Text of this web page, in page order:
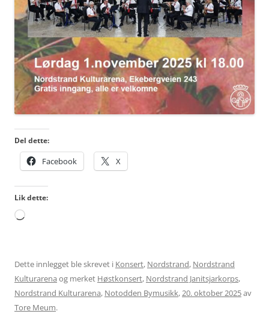
Del dette:
Facebook X
Lik dette:
Laster
Dette innlegget ble skrevet i Konsert, Nordstrand, Nordstrand
Kulturarena og merket Høstkonsert, Nordstrand Janitsjarkorps,
Nordstrand Kulturarena, Notodden Bymusikk,20. oktober 2025av
Tore Meum.